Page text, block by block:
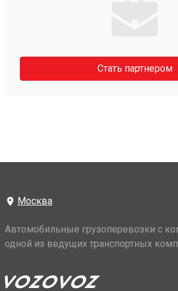
Стать партнером
Москва
Автомобильные грузоперевозки с
одной из ведущих транспортных